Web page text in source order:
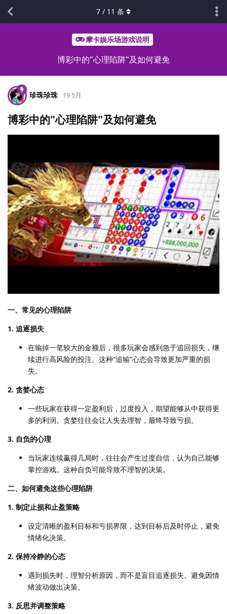
摩卡娱乐场游戏说明
博彩中的"心理陷阱"及如何避免
7 / 11 条
珍珠珍珠 19 5月
博彩中的"心理陷阱"及如何避免
一、常见的心理陷阱
1. 追逐损失
在输掉一笔较大的金额后，很多玩家会感到急于追回损失，继
续进行高风险的投注。这种“追输”心态会导致更加严重的损
失。
2. 贪婪心态
一些玩家在获得一定盈利后，过度投入，期望能够从中获得更
多的利润。贪婪往往会让人失去理智，最终导致亏损。
3. 自负的心理
当玩家连续赢得几局时，往往会产生过度自信，认为自己能够
掌控游戏。这种自负可能导致不理智的决策。
二、如何避免这些心理陷阱
1. 制定止损和止盈策略
设定清晰的盈利目标和亏损界限，达到目标后及时停止，避免
情绪化决策。
2. 保持冷静的心态
遇到损失时，理智分析原因，而不是盲目追逐损失。避免因情
绪波动做出决策。
3. 反思并调整策略